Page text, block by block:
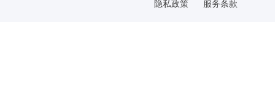
隐私政策
服务条款